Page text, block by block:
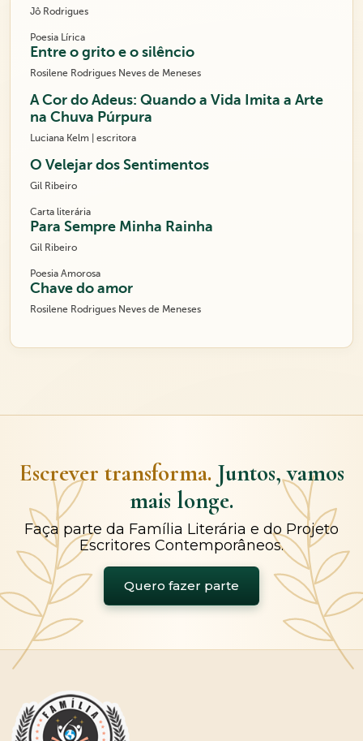
Jô Rodrigues
Poesia Lírica
Entre o grito e o silêncio
Rosilene Rodrigues Neves de Meneses
A Cor do Adeus: Quando a Vida Imita a Arte
na Chuva Púrpura
Luciana Kelm | escritora
O Velejar dos Sentimentos
Gil Ribeiro
Carta literária
Para Sempre Minha Rainha
Gil Ribeiro
Poesia Amorosa
Chave do amor
Rosilene Rodrigues Neves de Meneses
Escrever transforma. Juntos, vamos
mais longe.
Faça parte da Família Literária e do Projeto
Escritores Contemporâneos.
Quero fazer parte